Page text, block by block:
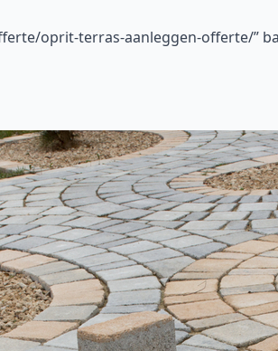
oprit-terras-aanleggen-offerte/”